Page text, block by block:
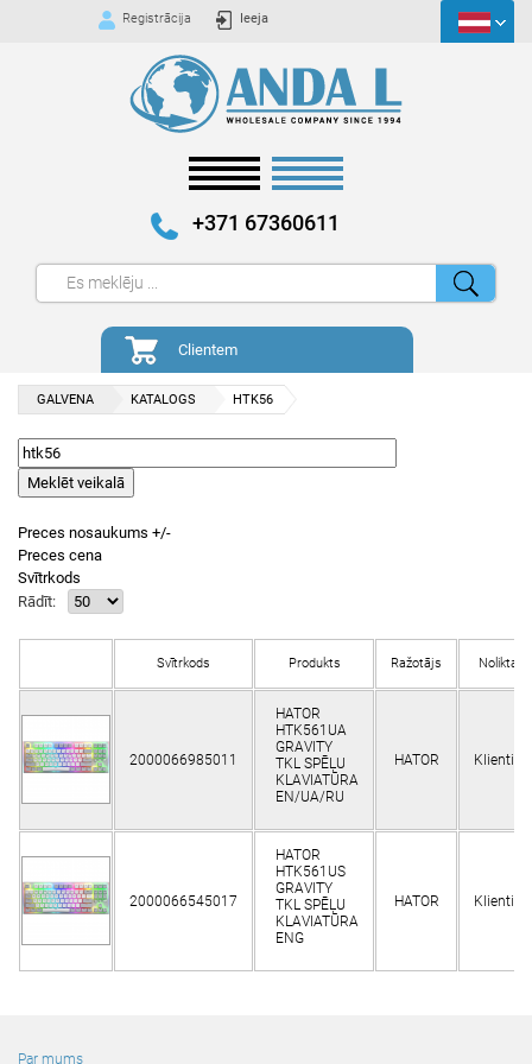
Registrācija Ieeja
+371 67360611
Clientem
GALVENA KATALOGS HTK56
Preces nosaukums +/-
Preces cena
Svītrkods
Rādīt:
Svītrkods Produkts Ražotājs Noliktavā
2000066985011
HATOR
HTK561UA
GRAVITY
TKL SPĒĻU
KLAVIATŪRA
EN/UA/RU
HATOR
2000066545017
HATOR
HTK561US
GRAVITY
TKL SPĒĻU
KLAVIATŪRA
ENG
HATOR
Par mums